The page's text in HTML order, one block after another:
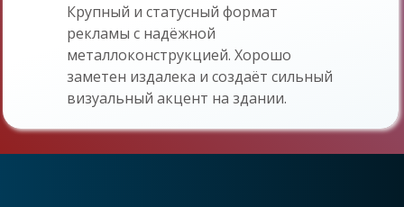
Вычегодский, Кулой, Октябрьский,
Савинский, Североонежск, Нарьян-
Мар, Ненецкий автономный округ,
НАО
Крупный и статусный формат
рекламы с надёжной
металлоконструкцией. Хорошо
заметен издалека и создаёт сильный
визуальный акцент на здании.